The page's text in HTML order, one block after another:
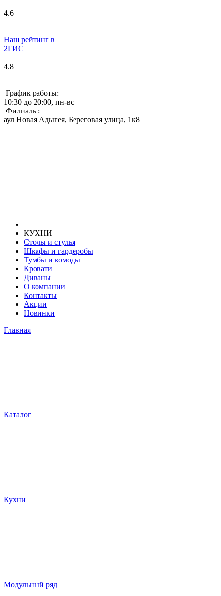
4.6
Наш рейтинг в
2ГИС
4.8
График работы:
10:30 до 20:00, пн-вс
Филиалы:
аул Новая Адыгея, Береговая улица, 1к8
КУХНИ
Столы и стулья
Шкафы и гардеробы
Тумбы и комоды
Кровати
Диваны
О компании
Контакты
Акции
Новинки
Главная
Каталог
Кухни
Модульный ряд